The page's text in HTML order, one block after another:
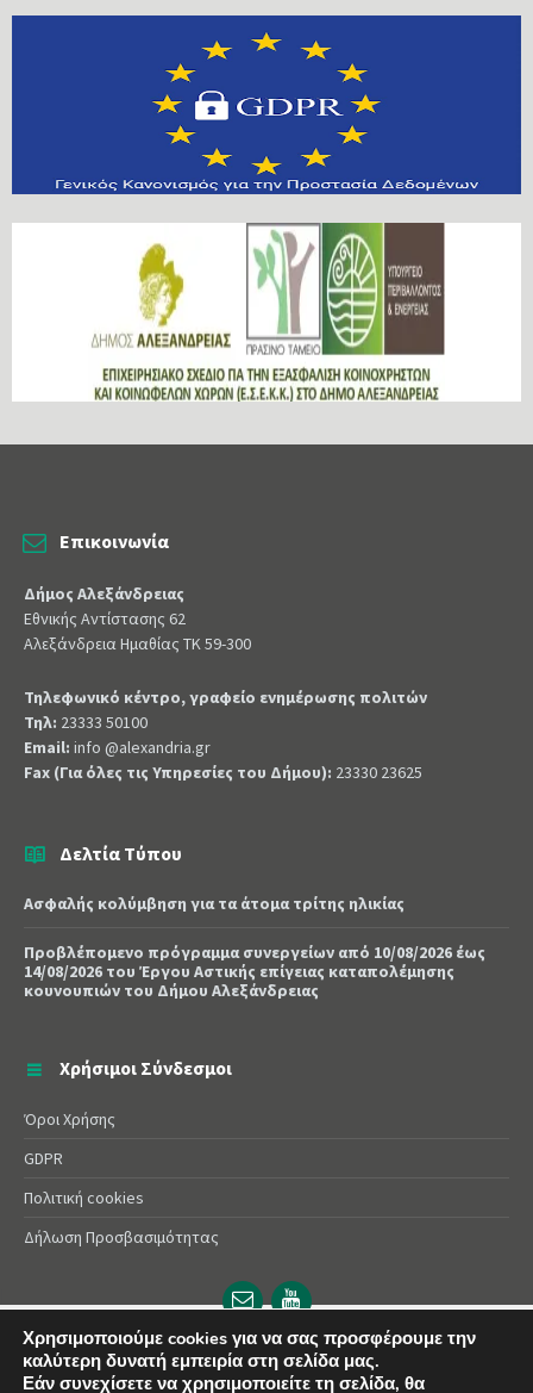
Επικοινωνία
Δήμος Αλεξάνδρειας
Εθνικής Αντίστασης 62
Αλεξάνδρεια Ημαθίας ΤΚ 59-300
Τηλεφωνικό κέντρο, γραφείο ενημέρωσης πολιτών
Τηλ: 23333 50100
Email: info @alexandria.gr
Fax (Για όλες τις Υπηρεσίες του Δήμου): 23330 23625
Δελτία Τύπου
Ασφαλής κολύμβηση για τα άτομα τρίτης ηλικίας
Προβλέπομενο πρόγραμμα συνεργείων από 10/08/2026 έως
14/08/2026 του Έργου Αστικής επίγειας καταπολέμησης
κουνουπιών του Δήμου Αλεξάνδρειας
Χρήσιμοι Σύνδεσμοι
Όροι Χρήσης
GDPR
Πολιτική cookies
Δήλωση Προσβασιμότητας
Email
url
YouTube
url
© 2025 Δήμος Αλεξάνδρειας | Powered byApogee
Χρησιμοποιούμε cookies για να σας προσφέρουμε την
καλύτερη δυνατή εμπειρία στη σελίδα μας.
Εάν συνεχίσετε να χρησιμοποιείτε τη σελίδα, θα